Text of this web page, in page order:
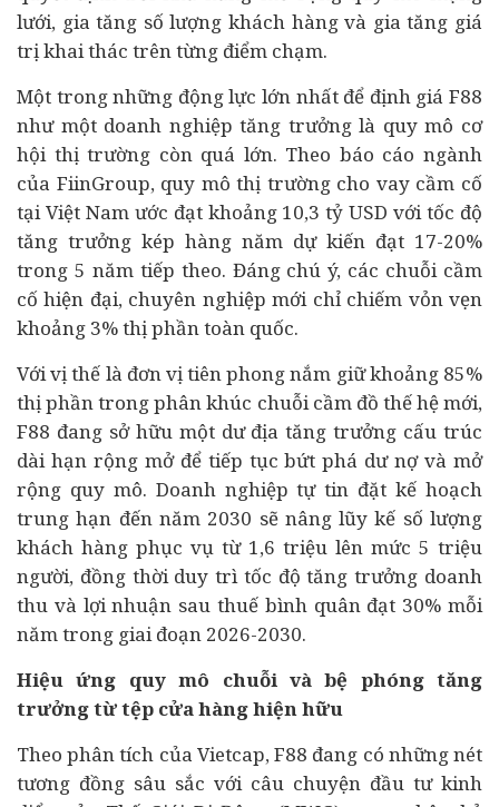
lưới, gia tăng số lượng khách hàng và gia tăng giá
trị khai thác trên từng điểm chạm.
Một trong những động lực lớn nhất để định giá F88
như một doanh nghiệp tăng trưởng là quy mô cơ
hội thị trường còn quá lớn. Theo báo cáo ngành
của FiinGroup, quy mô thị trường cho vay cầm cố
tại Việt Nam ước đạt khoảng 10,3 tỷ USD với tốc độ
tăng trưởng kép hàng năm dự kiến đạt 17-20%
trong 5 năm tiếp theo. Đáng chú ý, các chuỗi cầm
cố hiện đại, chuyên nghiệp mới chỉ chiếm vỏn vẹn
khoảng 3% thị phần toàn quốc.
Với vị thế là đơn vị tiên phong nắm giữ khoảng 85%
thị phần trong phân khúc chuỗi cầm đồ thế hệ mới,
F88 đang sở hữu một dư địa tăng trưởng cấu trúc
dài hạn rộng mở để tiếp tục bứt phá dư nợ và mở
rộng quy mô. Doanh nghiệp tự tin đặt kế hoạch
trung hạn đến năm 2030 sẽ nâng lũy kế số lượng
khách hàng phục vụ từ 1,6 triệu lên mức 5 triệu
người, đồng thời duy trì tốc độ tăng trưởng doanh
thu và lợi nhuận sau thuế bình quân đạt 30% mỗi
năm trong giai đoạn 2026-2030.
Hiệu ứng quy mô chuỗi và bệ phóng tăng
trưởng từ tệp cửa hàng hiện hữu
Theo phân tích của Vietcap, F88 đang có những nét
tương đồng sâu sắc với câu chuyện đầu tưkinh